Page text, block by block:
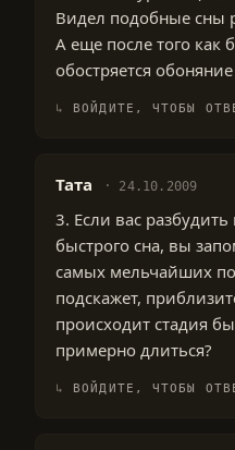
Видел подобные сны
А еще после того как
обостряется
ВОЙДИТЕ, ЧТОБЫ
Тата 24.10.2009
3. Если вас
быстрого сна, вы
самых мельчайших
подскажет,
происходит стадия
примерно длиться?
ВОЙДИТЕ, ЧТОБЫ